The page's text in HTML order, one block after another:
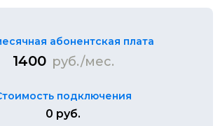
абонентская плата
1400 руб./мес.
подключения
0 руб.